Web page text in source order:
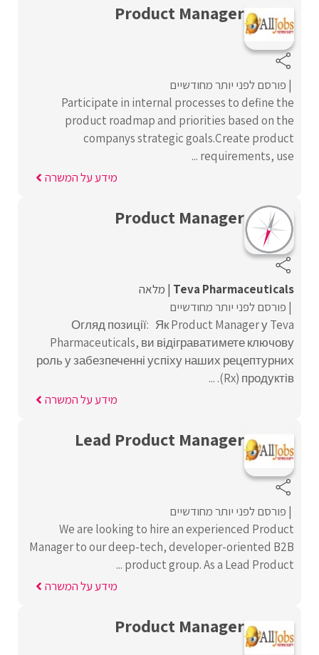
Product Manager
פורסם לפני יותר מחודשיים
Participate in internal processes to define the
product roadmap and priorities based on the
companys strategic goals.Create product
requirements, use ...
מידע על המשרה
Product Manager
Teva Pharmaceuticals מלאה
פורסם לפני יותר מחודשיים
Огляд позиції: Як Product Manager у Teva
Pharmaceuticals, ви відіграватимете ключову
роль у забезпеченні успіху наших рецептурних
(Rx) продуктів. ...
מידע על המשרה
Lead Product Manager
פורסם לפני יותר מחודשיים
We are looking to hire an experienced Product
Manager to our deep-tech, developer-oriented B2B
product group. As a Lead Product ...
מידע על המשרה
Product Manager